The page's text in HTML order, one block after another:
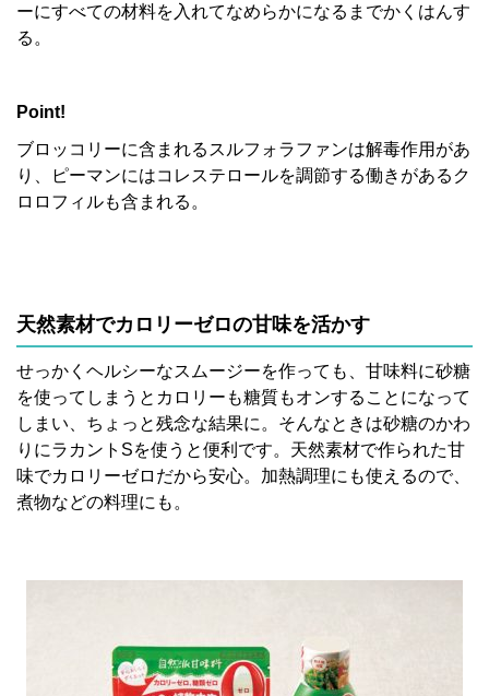
ーにすべての材料を入れてなめらかになるまでかくはんす
る。
Point!
ブロッコリーに含まれるスルフォラファンは解毒作用があ
り、ピーマンにはコレステロールを調節する働きがあるク
ロロフィルも含まれる。
天然素材でカロリーゼロの甘味を活かす
せっかくヘルシーなスムージーを作っても、甘味料に砂糖
を使ってしまうとカロリーも糖質もオンすることになって
しまい、ちょっと残念な結果に。そんなときは砂糖のかわ
りにラカントSを使うと便利です。天然素材で作られた甘
味でカロリーゼロだから安心。加熱調理にも使えるので、
煮物などの料理にも。